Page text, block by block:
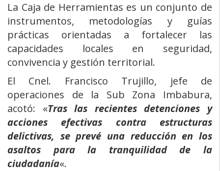
La Caja de Herramientas es un conjunto de
instrumentos, metodologías y guías
prácticas orientadas a fortalecer las
capacidades locales en seguridad,
convivencia y gestión territorial.
El Cnel. Francisco Trujillo, jefe de
operaciones de la Sub Zona Imbabura,
acotó: «Tras las recientes detenciones y
acciones efectivas contra estructuras
delictivas, se prevé una reducción en los
asaltos para la tranquilidad de la
ciudadanía«.